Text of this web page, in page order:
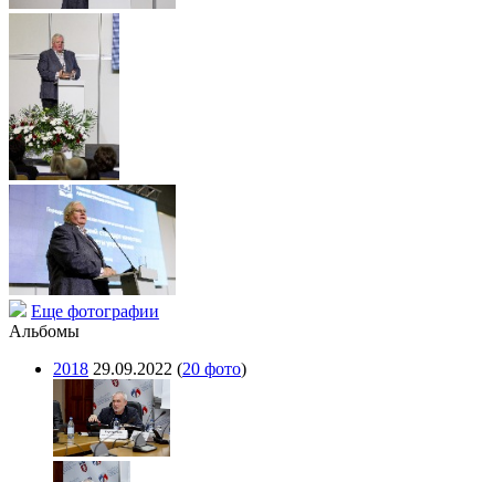
Еще фотографии
Альбомы
2018 29.09.2022 (20 фото)